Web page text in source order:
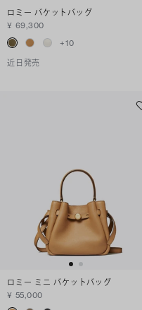
ロミー バケットバッグ
¥ 69,300
+10
近日発売
ロミー ミニ バケットバッグ
¥ 55,000